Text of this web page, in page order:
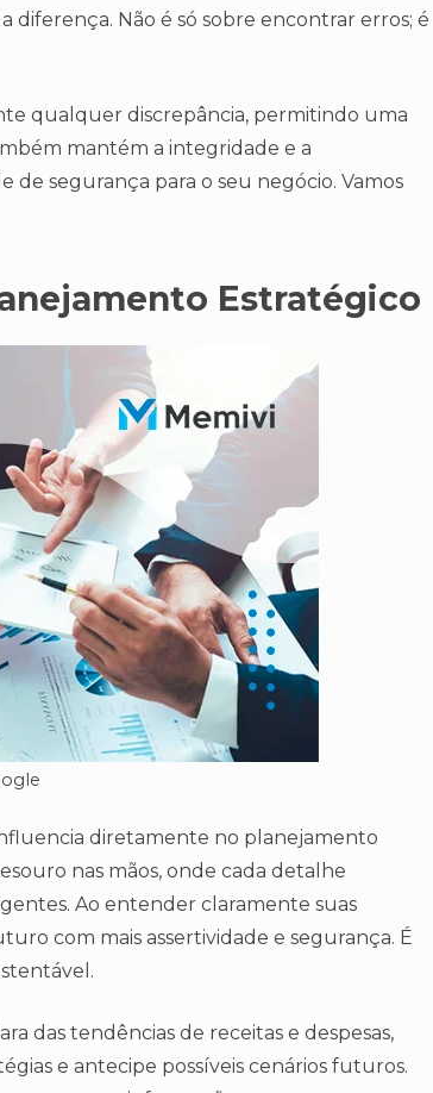
diferença. Não é só sobre encontrar erros; é
qualquer discrepância, permitindo uma
mantém a integridade e a
de segurança para o seu negócio. Vamos
Estratégico
diretamente no planejamento
nas mãos, onde cada detalhe
Ao entender claramente suas
com mais assertividade e segurança. É
das tendências de receitas e despesas,
e antecipe possíveis cenários futuros.